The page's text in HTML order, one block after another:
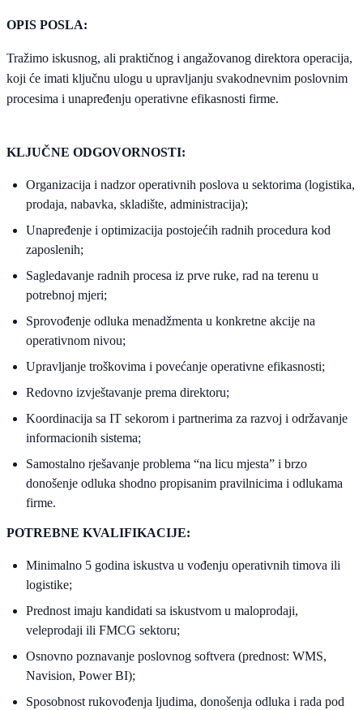
OPIS POSLA:
Tražimo iskusnog, ali praktičnog i angažovanog direktora operacija,
koji će imati ključnu ulogu u upravljanju svakodnevnim poslovnim
procesima i unapređenju operativne efikasnosti firme.
KLJUČNE ODGOVORNOSTI:
Organizacija i nadzor operativnih poslova u sektorima (logistika,
prodaja, nabavka, skladište, administracija);
Unapređenje i optimizacija postojećih radnih procedura kod
zaposlenih;
Sagledavanje radnih procesa iz prve ruke, rad na terenu u
potrebnoj mjeri;
Sprovođenje odluka menadžmenta u konkretne akcije na
operativnom nivou;
Upravljanje troškovima i povećanje operativne efikasnosti;
Redovno izvještavanje prema direktoru;
Koordinacija sa IT sekorom i partnerima za razvoj i održavanje
informacionih sistema;
Samostalno rješavanje problema “na licu mjesta” i brzo
donošenje odluka shodno propisanim pravilnicima i odlukama
firme.
POTREBNE KVALIFIKACIJE:
Minimalno 5 godina iskustva u vođenju operativnih timova ili
logistike;
Prednost imaju kandidati sa iskustvom u maloprodaji,
veleprodaji ili FMCG sektoru;
Osnovno poznavanje poslovnog softvera (prednost: WMS,
Navision, Power BI);
Sposobnost rukovođenja ljudima, donošenja odluka i rada pod